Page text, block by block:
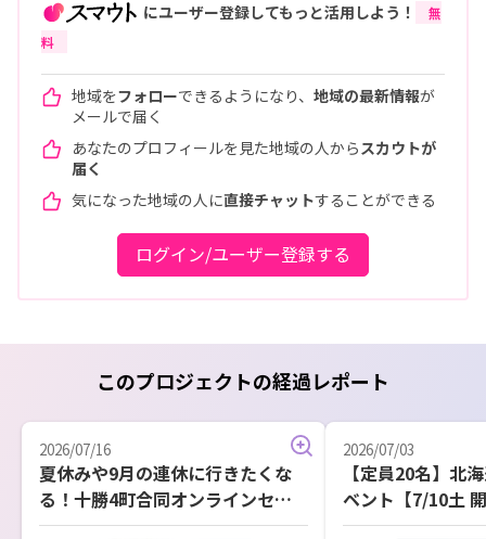
にユーザー登録してもっと活用しよう！
無
料
地域をフォローできるようになり、 地域の最新情報が
メールで届く
あなたのプロフィールを見た地域の人から スカウトが
届く
気になった地域の人に直接チャットすることができる
ログイン/ユーザー登録する
このプロジェクトの経過レポート
2026/07/16
夏休みや9月の連休に行きたくな
る！十勝4町合同オンラインセミ
ナー開催
2026/07/03
【定員20名】北
ベント【7/10土